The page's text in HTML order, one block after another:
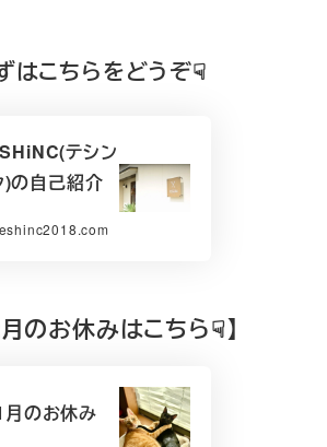
はこちらをどうぞ☟
テシン
)の自己紹介
のお休みはこちら☟】
月のお休み